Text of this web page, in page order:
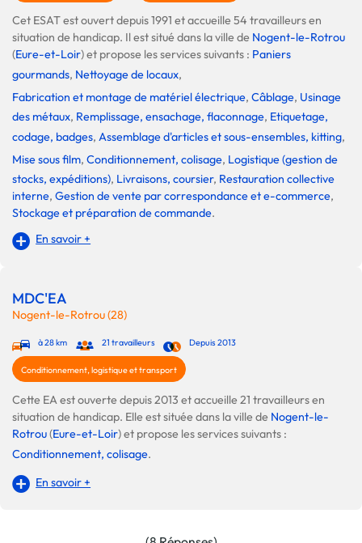
Cet ESAT est ouvert depuis 1991 et accueille 54 travailleurs en
situation de handicap. Il est situé dans la ville de Nogent-le-Rotrou
(Eure-et-Loir) et propose les services suivants : Paniers
gourmands, Nettoyage de locaux,
Fabrication et montage de matériel électrique, Câblage, Usinage
des métaux, Remplissage, ensachage, flaconnage, Etiquetage,
codage, badges, Assemblage d'articles et sous-ensembles, kitting,
Mise sous film, Conditionnement, colisage, Logistique (gestion de
stocks, expéditions), Livraisons, coursier, Restauration collective
interne, Gestion de vente par correspondance et e-commerce,
Stockage et préparation de commande.
En savoir +
MDC'EA
Nogent-le-Rotrou (28)
à 28 km 21 travailleurs Depuis 2013
Conditionnement, logistique et transport
Cette EA est ouverte depuis 2013 et accueille 21 travailleurs en
situation de handicap. Elle est située dans la ville de Nogent-le-
Rotrou(Eure-et-Loir) et propose les services suivants :
Conditionnement, colisage.
En savoir +